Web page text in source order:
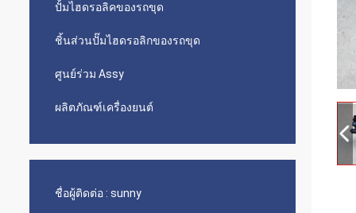
ปั้มไฮดรอลิคของรถขุด
ชิ้นส่วนปั๊มไฮดรอลิกของรถขุด
ศูนย์ร่วม Assy
ผลิตภัณฑ์เครื่องยนต์
ชื่อผู้ติดต่อ : sunny